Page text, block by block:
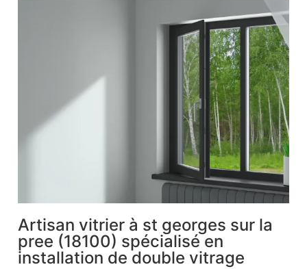
Artisan vitrier à st georges sur la
pree (18100) spécialisé en
installation de double vitrage